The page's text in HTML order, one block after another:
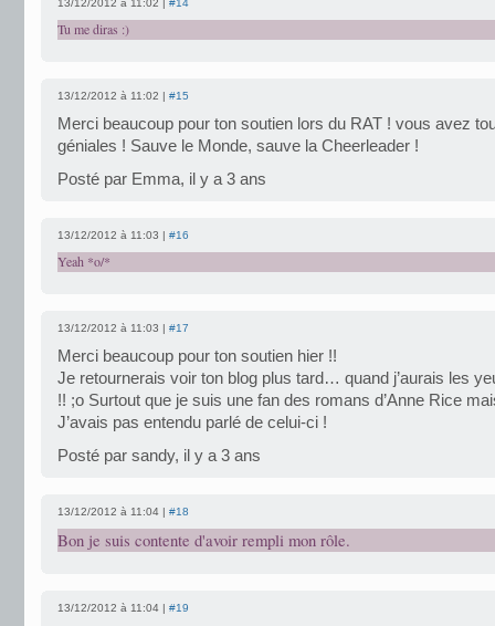
13/12/2012 à 11:02 | #14
Tu me diras :)
13/12/2012 à 11:02 | #15
Merci beaucoup pour ton soutien lors du RAT ! vous avez
géniales ! Sauve le Monde, sauve la Cheerleader !
Posté par Emma, il y a 3 ans
13/12/2012 à 11:03 | #16
Yeah *o/*
13/12/2012 à 11:03 | #17
Merci beaucoup pour ton soutien hier !!
Je retournerais voir ton blog plus tard… quand j’aurais les
!! ;o Surtout que je suis une fan des romans d’Anne Rice
J’avais pas entendu parlé de celui-ci !
Posté par sandy, il y a 3 ans
13/12/2012 à 11:04 | #18
Bon je suis contente d'avoir rempli mon rôle.
13/12/2012 à 11:04 | #19